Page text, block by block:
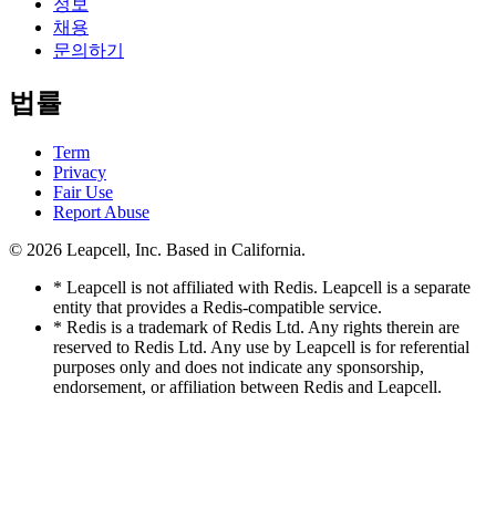
정보
채용
문의하기
법률
Term
Privacy
Fair Use
Report Abuse
© 2026 Leapcell, Inc. Based in California.
* Leapcell is not affiliated with Redis. Leapcell is a separate
entity that provides a Redis-compatible service.
* Redis is a trademark of Redis Ltd. Any rights therein are
reserved to Redis Ltd. Any use by Leapcell is for referential
purposes only and does not indicate any sponsorship,
endorsement, or affiliation between Redis and Leapcell.